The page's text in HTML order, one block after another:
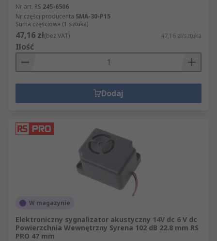
Nr art. RS 245-6506
Nr części producenta SMA-30-P15
Suma częściowa (1 sztuka)
47,16 zł(bez VAT) 47,16 zł/sztuka
Ilość
Dodaj
W magazynie
Elektroniczny sygnalizator akustyczny 14V dc 6 V dc
Powierzchnia Wewnętrzny Syrena 102 dB 22.8 mm RS
PRO 47 mm